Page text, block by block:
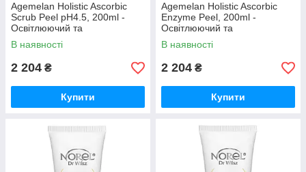
Agemelan Holistic Ascorbic
Scrub Peel pH4.5, 200ml -
Освітлюючий та
омолоджуючий
гранульований пілінг
В наявності
2 204 ₴
Купити
Agemelan Holistic Ascorbic
Enzyme Peel, 200ml -
Освітлюючий та
омолоджуючий ензімний
пілінг
В наявності
2 204 ₴
Купити